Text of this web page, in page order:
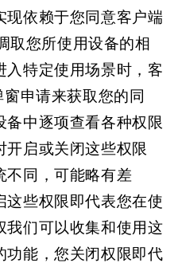
现依赖于您同意客户端
取您所使用设备的相
入特定使用场景时，客
申请来获取您的同
备中逐项查看各种权限
开启或关闭这些权限
不同，可能略有差
这些权限即代表您在使
我们可以收集和使用这
功能，您关闭权限即代